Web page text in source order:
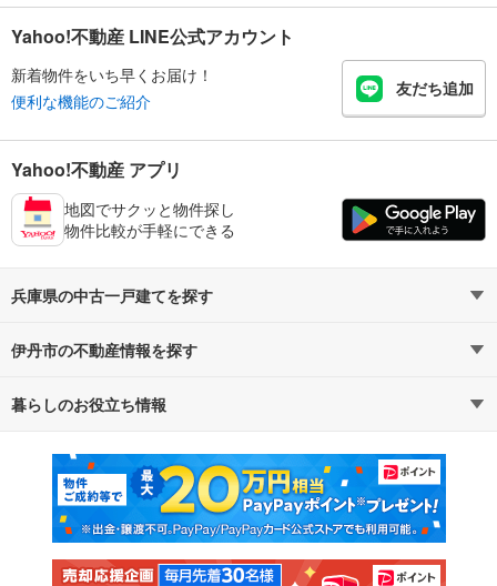
Yahoo!不動産 LINE公式アカウント
新着物件をいち早くお届け！
便利な機能のご紹介
友だち追加
Yahoo!不動産 アプリ
地図でサクッと物件探し
物件比較が手軽にできる
兵庫県の中古一戸建てを探す
路線・駅から探す
通勤・通学時間から探す
伊丹市の不動産情報を探す
不動産・住宅
新築マンション 中古マンション
新築一戸建て 中古一戸建て
注文住宅 土地
暮らしのお役立ち情報
マンションカタログ 教えて！住まいの先生